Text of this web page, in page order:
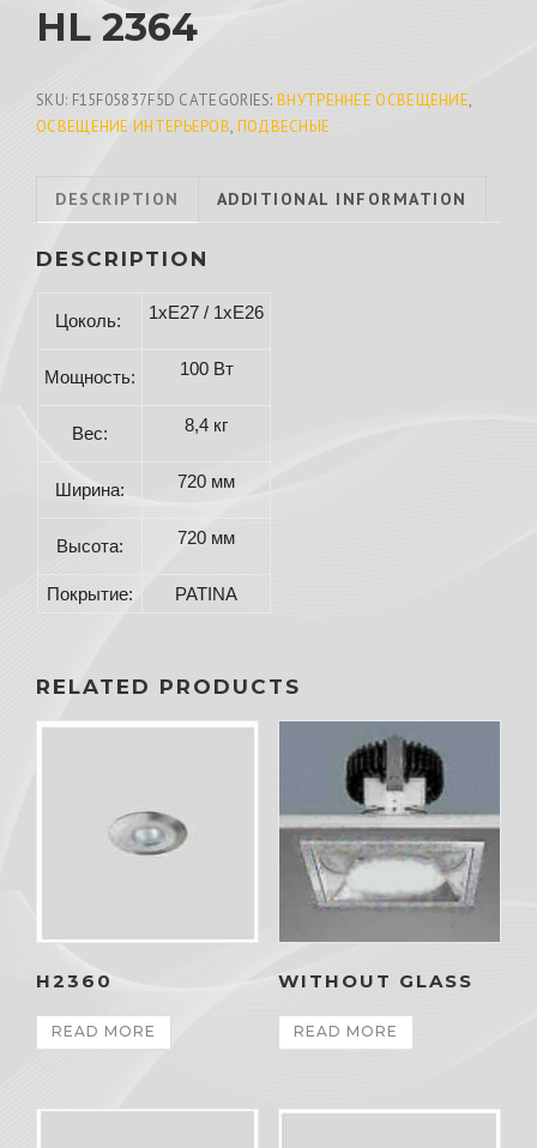
HL 2364
SKU: F15F05837F5D CATEGORIES:ВНУТРЕННЕЕ ОСВЕЩЕНИЕ,
ОСВЕЩЕНИЕ ИНТЕРЬЕРОВ, ПОДВЕСНЫЕ
DESCRIPTION ADDITIONAL INFORMATION
DESCRIPTION
Цоколь: 1хE27 / 1хE26
Мощность: 100 Вт
Вес: 8,4 кг
Ширина: 720 мм
Высота: 720 мм
Покрытие: PATINA
RELATED PRODUCTS
H2360
READ MORE
WITHOUT GLASS
READ MORE